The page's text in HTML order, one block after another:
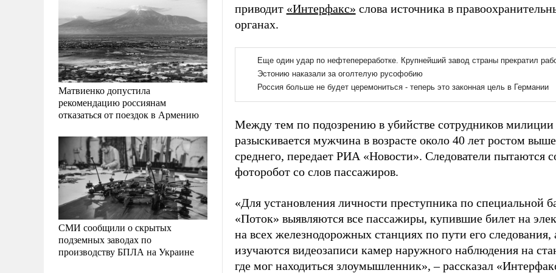
Матвиенко допустила
рекомендацию россиянам
отказаться от поездок в Армению
СМИ сообщили о скрытых
подземных заводах по
производству БПЛА на Украине
приводит «Интерфакс» слова источника в
органах.
Между тем по подозрению в убийстве сотрудников милиции
разыскивается мужчина в возрасте около 40 лет ростом выше
среднего, передает РИА «Новости». Следователи пытаются
фоторобот со слов пассажиров.
«Для установления личности преступника по специальной
«Поток» выявляются все пассажиры, купившие билет на
на всех железнодорожных станциях по пути его следования,
изучаются видеозаписи камер наружного наблюдения на
где мог находиться злоумышленник», – рассказал